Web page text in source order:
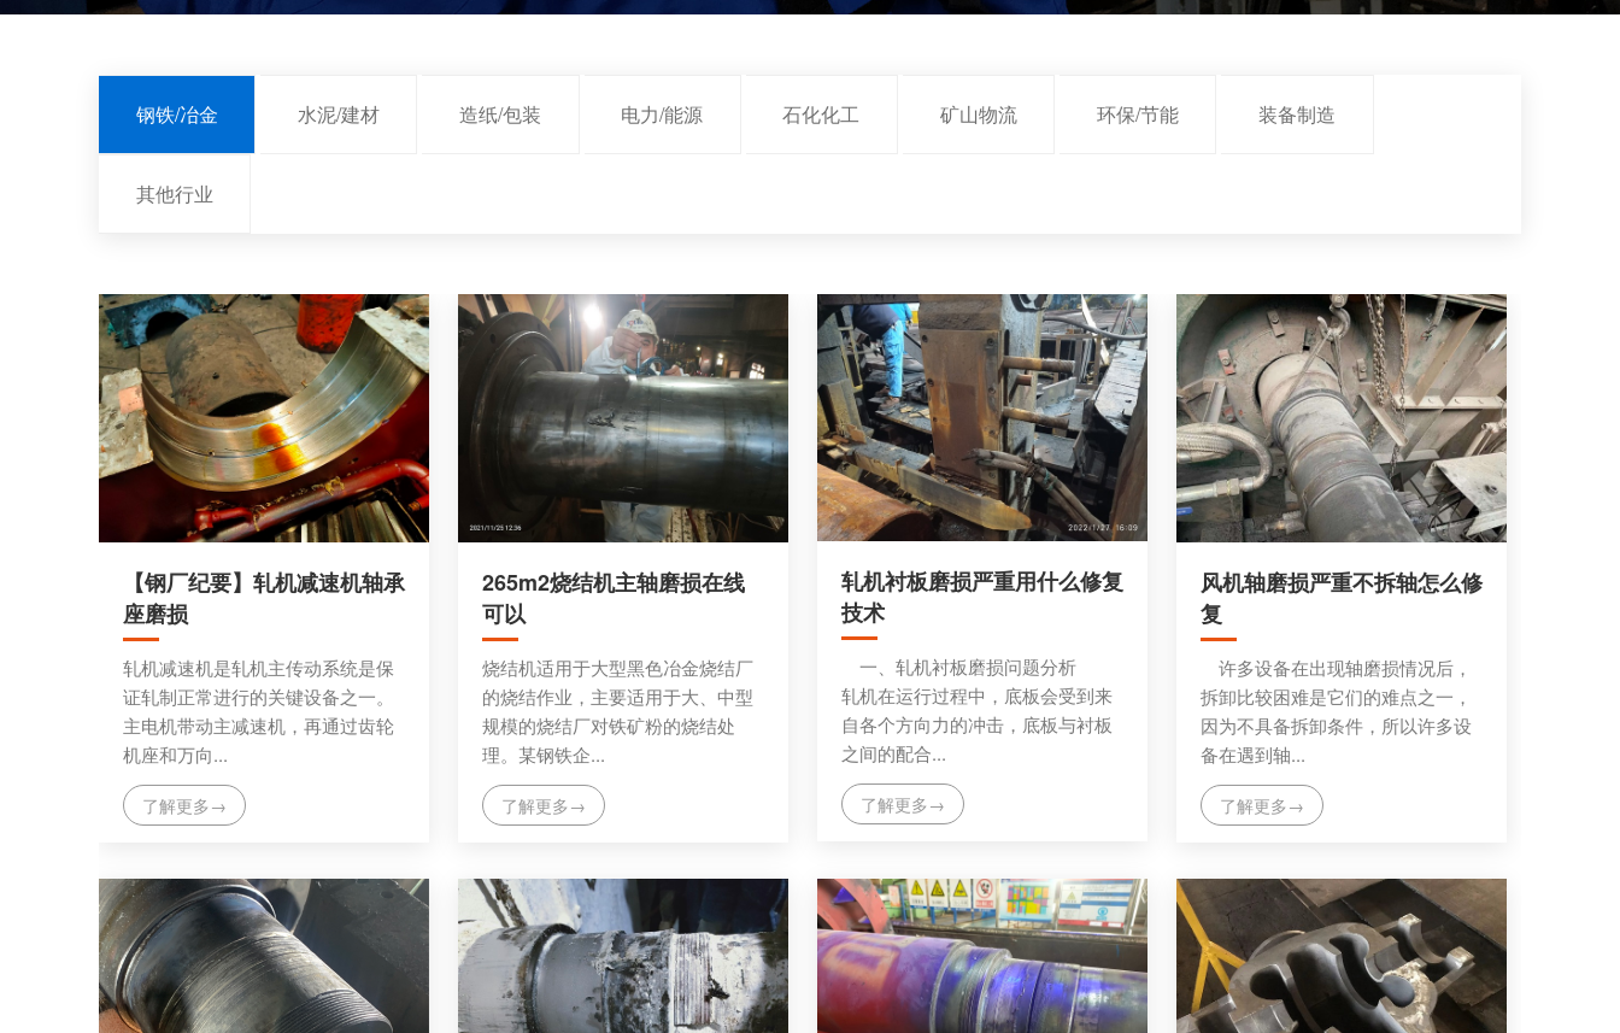
钢铁/冶金 水泥/建材 造纸/包装 电力/能源 石化化工 矿山物流 环保/节能 装备制造
其他行业
【钢厂纪要】轧机减速机轴承
座磨损
轧机减速机是轧机主传动系统是保
证轧制正常进行的关键设备之一。
主电机带动主减速机，再通过齿轮
机座和万向...
了解更多→
265m2烧结机主轴磨损在线
可以
烧结机适用于大型黑色冶金烧结厂
的烧结作业，主要适用于大、中型
规模的烧结厂对铁矿粉的烧结处
理。某钢铁企...
了解更多→
轧机衬板磨损严重用什么修复
技术
一、轧机衬板磨损问题分析
轧机在运行过程中，底板会受到来
自各个方向力的冲击，底板与衬板
之间的配合...
了解更多→
风机轴磨损严重不拆轴怎么修
复
许多设备在出现轴磨损情况后，
拆卸比较困难是它们的难点之一，
因为不具备拆卸条件，所以许多设
备在遇到轴...
了解更多→